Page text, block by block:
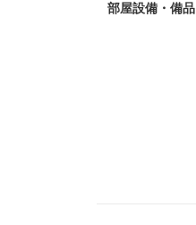
部屋設備・備品